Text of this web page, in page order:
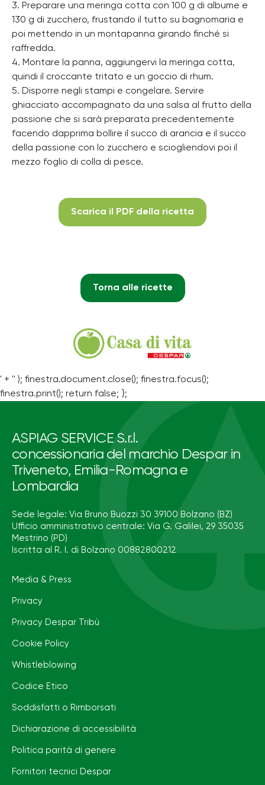
3. Preparare una meringa cotta con 100 g di albume e
130 g di zucchero, frustando il tutto su bagnomaria e
poi mettendo in un montapanna girando finché si
raffredda.
4. Montare la panna, aggiungervi la meringa cotta,
quindi il croccante tritato e un goccio di rhum.
5. Disporre negli stampi e congelare. Servire
ghiacciato accompagnato da una salsa al frutto della
passione che si sarà preparata precedentemente
facendo dapprima bollire il succo di arancia e il succo
della passione con lo zucchero e sciogliendovi poi il
mezzo foglio di colla di pesce.
Scarica il PDF della ricetta
Torna alle ricette
' + '' ); finestra.document.close(); finestra.focus();
finestra.print(); return false; };
ASPIAG SERVICE S.r.l.
concessionaria del marchio Despar in
Triveneto, Emilia-Romagna e
Lombardia
Sede legale: Via Bruno Buozzi 30 39100 Bolzano (BZ)
Ufficio amministrativo centrale: Via G. Galilei, 29 35035
Mestrino (PD)
Iscritta al R. I. di Bolzano 00882800212
Media & Press
Privacy
Privacy Despar Tribù
Cookie Policy
Whistleblowing
Codice Etico
Soddisfatti o Rimborsati
Dichiarazione di accessibilità
Politica parità di genere
Fornitori tecnici Despar